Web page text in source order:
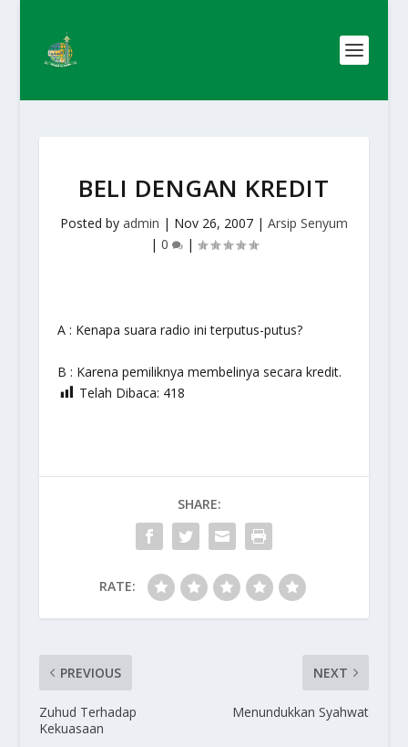
BELI DENGAN KREDIT
Posted by admin | Nov 26, 2007| Arsip Senyum
| 0 |
A : Kenapa suara radio ini terputus-putus?
B : Karena pemiliknya membelinya secara kredit.
Telah Dibaca: 418
SHARE:
RATE:
PREVIOUS
Zuhud Terhadap
Kekuasaan
NEXT
Menundukkan Syahwat